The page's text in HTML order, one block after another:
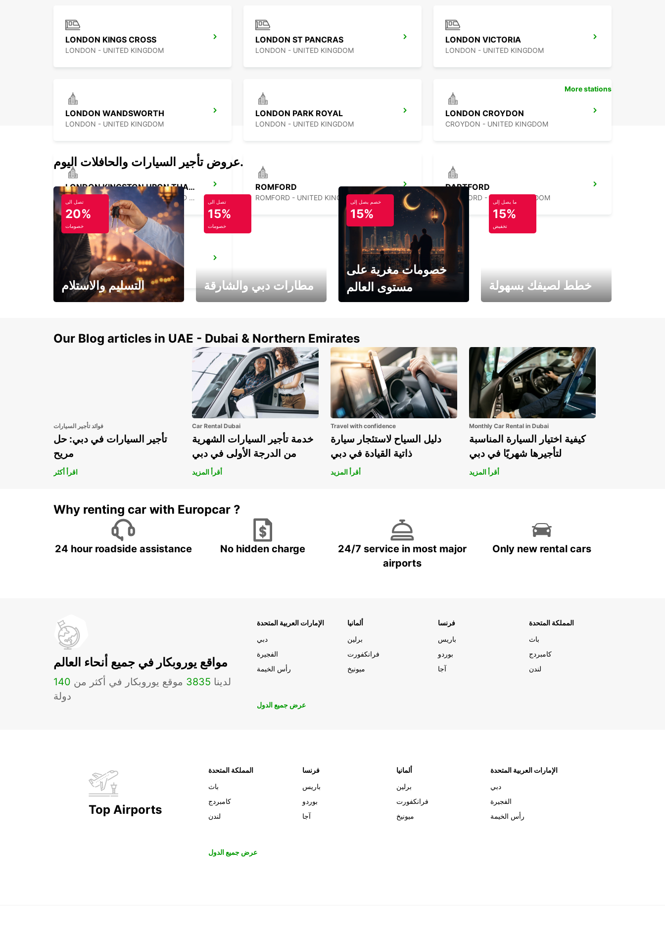
LONDON KINGS CROSS
LONDON - UNITED KINGDOM
LONDON ST PANCRAS
LONDON - UNITED KINGDOM
LONDON VICTORIA
LONDON - UNITED KINGDOM
LONDON WANDSWORTH
LONDON - UNITED KINGDOM
LONDON PARK ROYAL
LONDON - UNITED KINGDOM
LONDON CROYDON
CROYDON - UNITED KINGDOM
LONDON KINGSTON UPON THAMES
KINGSTON UPON THAMES - UNITED KINGDOM
ROMFORD
ROMFORD - UNITED KINGDOM
DARTFORD
DARTFORD - UNITED KINGDOM
WATFORD
WATFORD - UNITED KINGDOM
More stations
عروض تأجير السيارات والحافلات اليوم.
تصل الى
20%
خصومات
التسليم والاستلام
تصل الى
15%
خصومات
مطارات دبي والشارقة
خصم يصل إلى
15%
خصومات مغرية على
مستوى العالم
ما يصل إلى
15%
تخفيض
خطط لصيفك بسهولة
Our Blog articles in UAE - Dubai & Northern Emirates
فوائد تأجير السيارات
تأجير السيارات في دبي: حل
مريح
اقرأ أكثر
Car Rental Dubai
خدمة تأجير السيارات الشهرية
من الدرجة الأولى في دبي
أقرأ المزيد
Travel with confidence
دليل السياح لاستئجار سيارة
ذاتية القيادة في دبي
أقرأ المزيد
Monthly Car Rental in Dubai
كيفية اختيار السيارة المناسبة
لتأجيرها شهريًا في دبي
أقرأ المزيد
Why renting car with Europcar ?
24 hour roadside assistance No hidden charge
24/7 service in most major
airports
Only new rental cars
مواقع يوروبكار في جميع أنحاء العالم
لدينا 3835 موقع يوروبكار في أكثر من 140
دولة
الإمارات العربية المتحدة
دبي
الفجيرة
رأس الخيمة
ألمانيا
برلين
فرانكفورت
ميونيخ
فرنسا
باريس
بوردو
آجا
المملكة المتحدة
باث
كامبردج
لندن
عرض جميع الدول
Top Airports
المملكة المتحدة
باث
كامبردج
لندن
فرنسا
باريس
بوردو
آجا
ألمانيا
برلين
فرانكفورت
ميونيخ
الإمارات العربية المتحدة
دبي
الفجيرة
رأس الخيمة
عرض جميع الدول